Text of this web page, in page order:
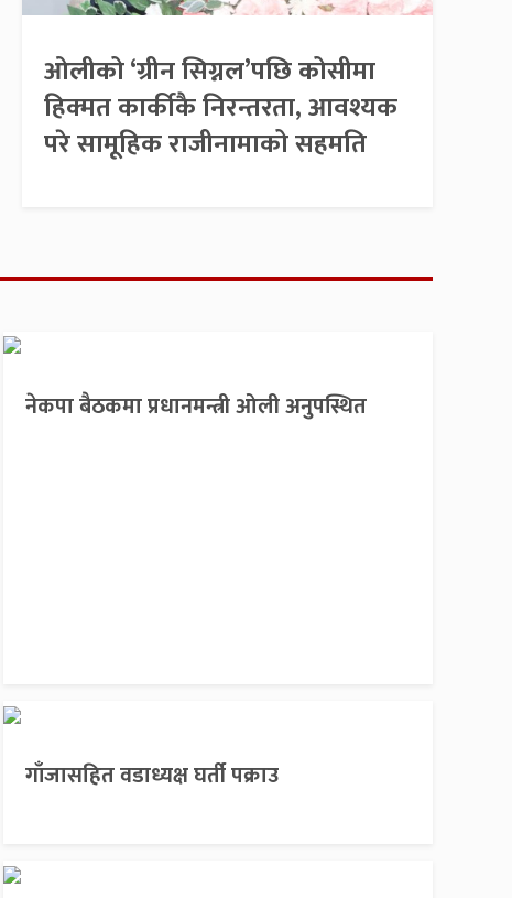
ओलीको ‘ग्रीन सिग्नल’पछि कोसीमा
हिक्मत कार्कीकै निरन्तरता, आवश्यक
परे सामूहिक राजीनामाको सहमति
नेकपा बैठकमा प्रधानमन्त्री ओली अनुपस्थित
गाँजासहित वडाध्यक्ष घर्ती पक्राउ